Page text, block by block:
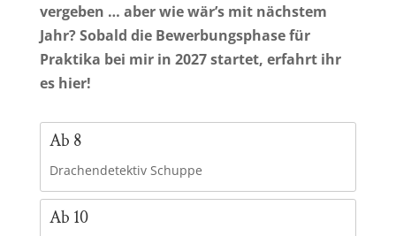
vergeben … aber wie wär’s mit nächstem
Jahr? Sobald die Bewerbungsphase für
Praktika bei mir in 2027 startet, erfahrt ihr
es hier!
Ab 8
Drachendetektiv Schuppe
Ab 10